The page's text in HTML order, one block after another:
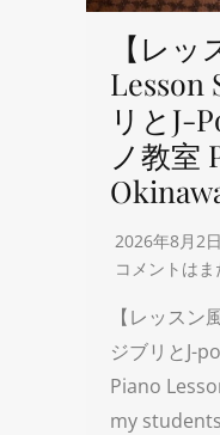
【レ
Lesson
リとJ-
ノ教室
2026年8月2日
コメントは
【レッスン
ジブリとJ-
Piano
my